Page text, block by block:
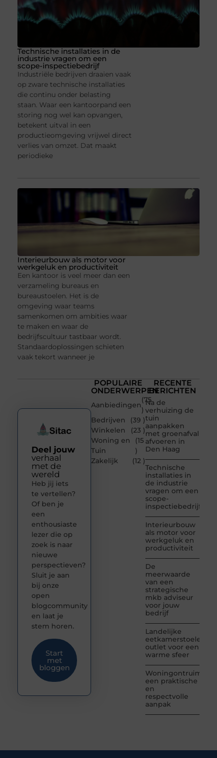
Technische installaties in de
industrie vragen om een
scope-inspectiebedrijf
Industriële bedrijven draaien vaak
op zware technische installaties
die continu onder belasting
staan. Waar een kantoorpand een
storing nog wel kan opvangen,
betekent uitval in een
productieomgeving vrijwel direct
verlies van omzet. Dat maakt
periodieke
Interieurbouw als motor voor
werkgeluk en productiviteit
Een kantoor is veel meer dan een
verzameling bureaus en
bureaustoelen. Het is de
omgeving waar teams
samenkomen om ambities waar
te maken en waar de
bedrijfscultuur tastbaar wordt.
Standaardoplossingen schieten
vaak tekort wanneer je
POPULAIRE
ONDERWERPEN
Aanbiedingen
(75
)
Bedrijven
(39 )
Winkelen
(23 )
Woning en
Tuin
(15
)
Zakelijk
(12 )
RECENTE
BERICHTEN
Na de
verhuizing de
tuin
aanpakken
met groenafval
afvoeren in
Den Haag
Technische
installaties in
de industrie
vragen om een
scope-
inspectiebedrijf
Interieurbouw
als motor voor
werkgeluk en
productiviteit
De
meerwaarde
van een
strategische
mkb adviseur
voor jouw
bedrijf
Landelijke
eetkamerstoelen
outlet voor een
warme sfeer
Woningontruiming:
een praktische
en
respectvolle
aanpak
Deel jouw
verhaal
met de
wereld
Heb jij iets
te vertellen?
Of ben je
een
enthousiaste
lezer die op
zoek is naar
nieuwe
perspectieven?
Sluit je aan
bij onze
open
blogcommunity
en laat je
stem horen.
Start
met
bloggen